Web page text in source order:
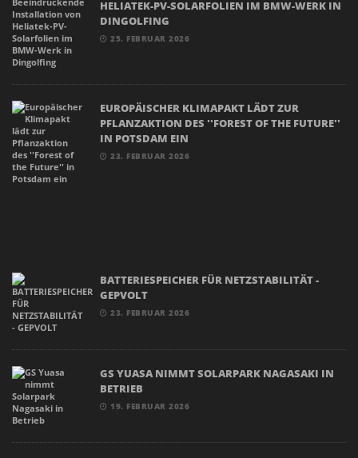
HELIATEK-PV-SOLARFOLIEN IM BMW-WERK IN
DINGOLFING
25. FEBRUAR 2026
EUROPÄISCHER KLIMAPAKT LÄDT ZUR
PFLANZAKTION DES ''FOREST OF THE FUTURE''
IN POTSDAM EIN
23. FEBRUAR 2026
BATTERIESPEICHER FÜR NETZSTABILITÄT -
GEPVOLT
23. FEBRUAR 2026
GS YUASA NIMMT SOLARPARK NAGASAKI IN
BETRIEB
19. FEBRUAR 2026